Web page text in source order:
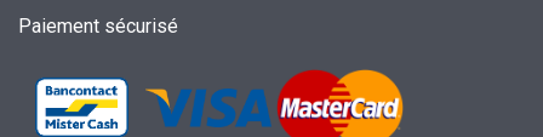
Paiement sécurisé